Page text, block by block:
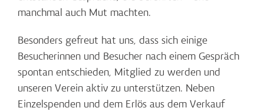
manchmal auch Mut machten.
Besonders gefreut hat uns, dass sich einige
Besucherinnen und Besucher nach einem Gespräch
spontan entschieden, Mitglied zu werden und
unseren Verein aktiv zu unterstützen. Neben
Einzelspenden und dem Erlös aus dem Verkauf